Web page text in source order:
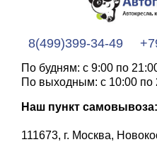
8(499)399-34-49
По будням: с 9:00 по
По выходным: с 10:00 по
Наш пункт самовывоза:
111673, г. Москва,